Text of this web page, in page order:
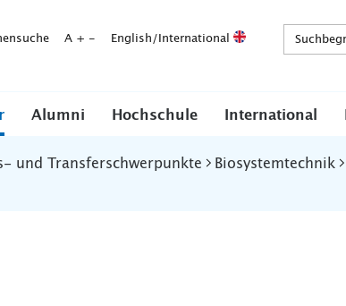
A + - English/International
Alumni Hochschule International
und Transferschwerpunkte Biosystemtechnik